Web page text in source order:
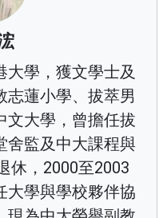
學，獲文學士及
志蓮小學、拔萃男
文大學，曾擔任拔
舍監及中大課程與
休，2000至2003
大學與學校夥伴協